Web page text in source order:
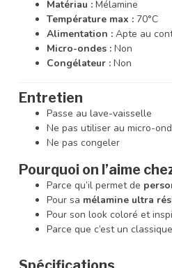
Matériau : Mélamine
Température max : 70°C
Alimentation : Apte au
Micro-ondes : Non
Congélateur : Non
Entretien
Passe au lave-vaisselle
Ne pas utiliser au micro-
Ne pas congeler
Pourquoi on l’aime
Parce qu’il permet de
Pour sa mélamine ultra
Pour son look coloré et
Parce que c’est un